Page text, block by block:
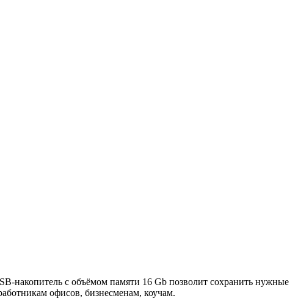
накопитель с объёмом памяти 16 Gb позволит сохранить нужные
офисов, бизнесменам, коучам.